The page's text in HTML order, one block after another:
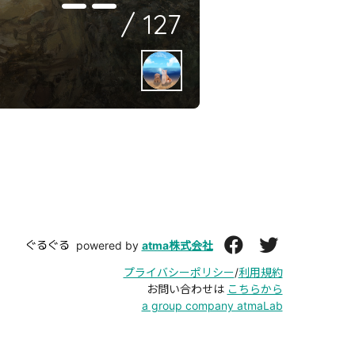
/127
ぐるぐる powered by atma株式会社
プライバシーポリシー/利用規約
お問い合わせは こちらから
a group company atmaLab